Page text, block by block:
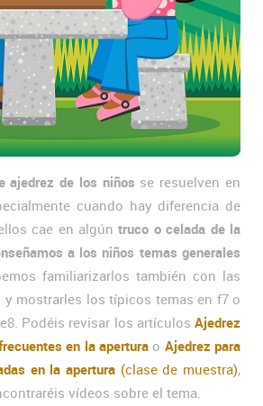
ajedrez de los niños se resuelven en
cuando hay diferencia de
cae en algúntruco o celada de la
a los niños temas generales
familiarizarlos también con las
y mostrarles los típicos temas en f7 o
Podéis revisar los artículos Ajedrez
en la apertura o Ajedrez para
en la apertura (clase de muestra),
vídeos sobre el tema.